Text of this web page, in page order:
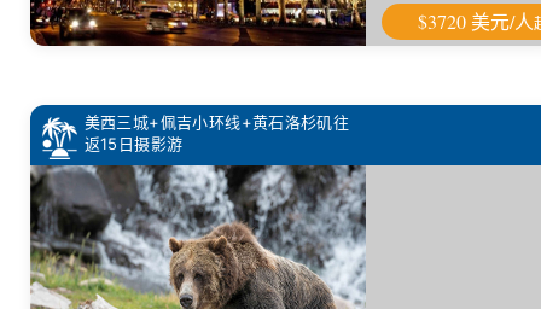
$3720 美元/人
美西三城+佩吉小环线+黄石洛杉矶往
返15日摄影游